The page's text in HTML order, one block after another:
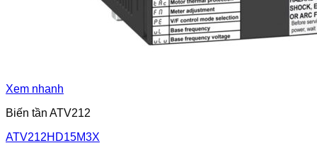
Xem nhanh
Biến tần ATV212
ATV212HD15M3X